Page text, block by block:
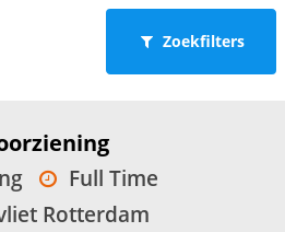
Zoekfilters
Full Time
Rotterdam